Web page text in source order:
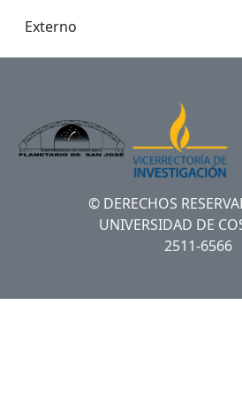
Externo
© DERECHOS
UNIVERSIDAD DE
2511-6566